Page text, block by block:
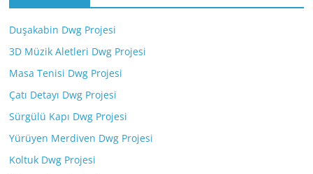
Duşakabin Dwg Projesi
3D Müzik Aletleri Dwg Projesi
Masa Tenisi Dwg Projesi
Çatı Detayı Dwg Projesi
Sürgülü Kapı Dwg Projesi
Yürüyen Merdiven Dwg Projesi
Koltuk Dwg Projesi